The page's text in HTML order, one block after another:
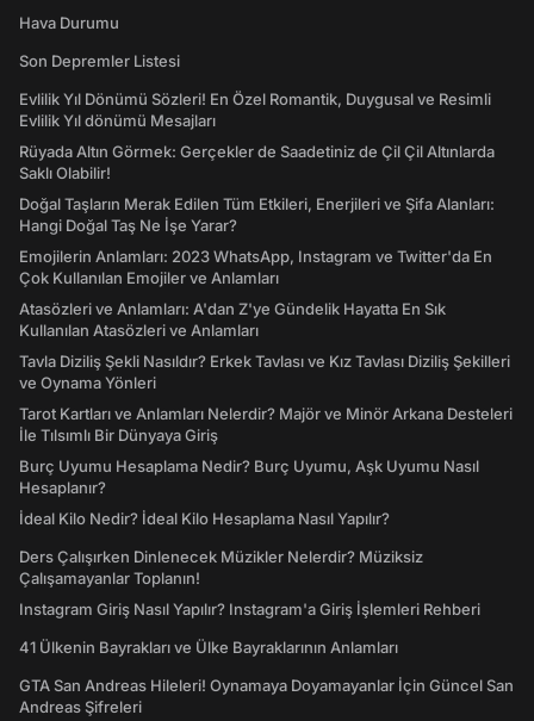
Hava Durumu
Son Depremler Listesi
Evlilik Yıl Dönümü Sözleri! En Özel Romantik, Duygusal ve Resimli
Evlilik Yıl dönümü Mesajları
Rüyada Altın Görmek: Gerçekler de Saadetiniz de Çil Çil Altınlarda
Saklı Olabilir!
Doğal Taşların Merak Edilen Tüm Etkileri, Enerjileri ve Şifa Alanları:
Hangi Doğal Taş Ne İşe Yarar?
Emojilerin Anlamları: 2023 WhatsApp, Instagram ve Twitter'da En
Çok Kullanılan Emojiler ve Anlamları
Atasözleri ve Anlamları: A'dan Z'ye Gündelik Hayatta En Sık
Kullanılan Atasözleri ve Anlamları
Tavla Diziliş Şekli Nasıldır? Erkek Tavlası ve Kız Tavlası Diziliş Şekilleri
ve Oynama Yönleri
Tarot Kartları ve Anlamları Nelerdir? Majör ve Minör Arkana Desteleri
İle Tılsımlı Bir Dünyaya Giriş
Burç Uyumu Hesaplama Nedir? Burç Uyumu, Aşk Uyumu Nasıl
Hesaplanır?
İdeal Kilo Nedir? İdeal Kilo Hesaplama Nasıl Yapılır?
Ders Çalışırken Dinlenecek Müzikler Nelerdir? Müziksiz
Çalışamayanlar Toplanın!
Instagram Giriş Nasıl Yapılır? Instagram'a Giriş İşlemleri Rehberi
41 Ülkenin Bayrakları ve Ülke Bayraklarının Anlamları
GTA San Andreas Hileleri! Oynamaya Doyamayanlar İçin Güncel San
Andreas Şifreleri